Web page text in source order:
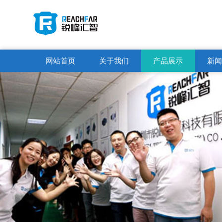
网站首页 关于我们 产品展示 新